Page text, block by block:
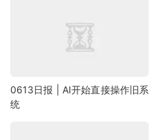
0613日报 | AI开始直接操作旧系
统